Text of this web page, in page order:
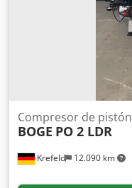
Krefeld 12.090 km
Compresor de pistón
BOGE PO 2 LDR